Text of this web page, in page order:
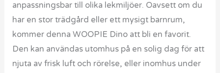
anpassningsbar till olika lekmiljöer. Oavsett om du
har en stor trädgård eller ett mysigt barnrum,
kommer denna WOOPIE Dino att bli en favorit.
Den kan användas utomhus på en solig dag för att
njuta av frisk luft och rörelse, eller inomhus under